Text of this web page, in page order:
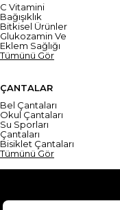
C Vitamini
Bağışıklık
Bitkisel Ürünler
Glukozamin Ve
Eklem Sağlığı
Tümünü Gör
ÇANTALAR
Bel Çantaları
Okul Çantaları
Su Sporları
Çantaları
Bisiklet Çantaları
Tümünü Gör